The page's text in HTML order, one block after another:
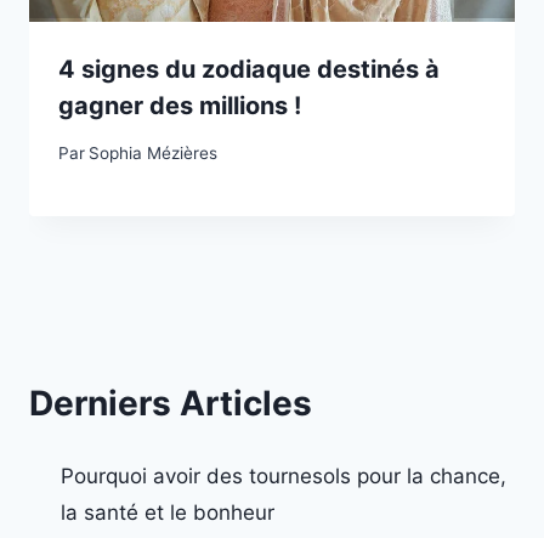
4 signes du zodiaque destinés à
gagner des millions !
Par Sophia Mézières
Derniers Articles
Pourquoi avoir des tournesols pour la chance,
la santé et le bonheur